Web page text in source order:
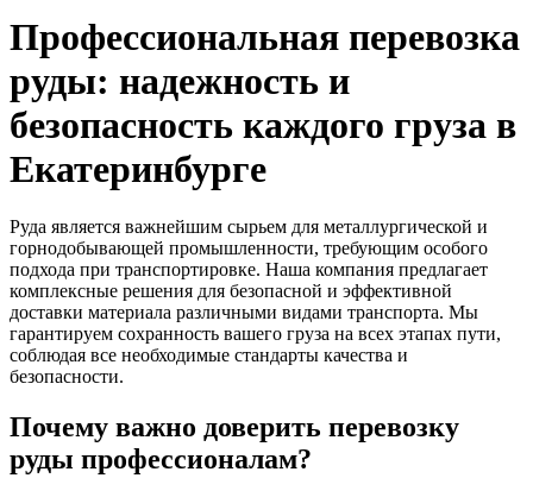
Профессиональная перевозка
руды: надежность и
безопасность каждого груза в
Екатеринбурге
Руда является важнейшим сырьем для металлургической и
горнодобывающей промышленности, требующим особого
подхода при транспортировке. Наша компания предлагает
комплексные решения для безопасной и эффективной
доставки материала различными видами транспорта. Мы
гарантируем сохранность вашего груза на всех этапах пути,
соблюдая все необходимые стандарты качества и
безопасности.
Почему важно доверить перевозку
руды профессионалам?